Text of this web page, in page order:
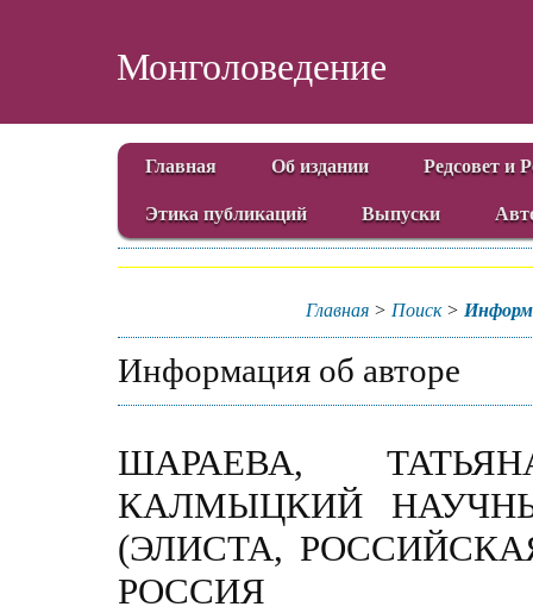
Монголоведение
Главная Об издании Редсовет и
Этика публикаций Выпуски
Главная > Поиск>
Информация об авторе
ШАРАЕВА,
КАЛМЫЦКИЙ
(ЭЛИСТА,
РОССИЯ